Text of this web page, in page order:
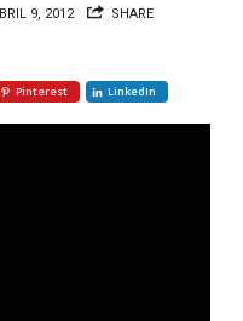
9, 2012 SHARE
Pinterest LinkedIn